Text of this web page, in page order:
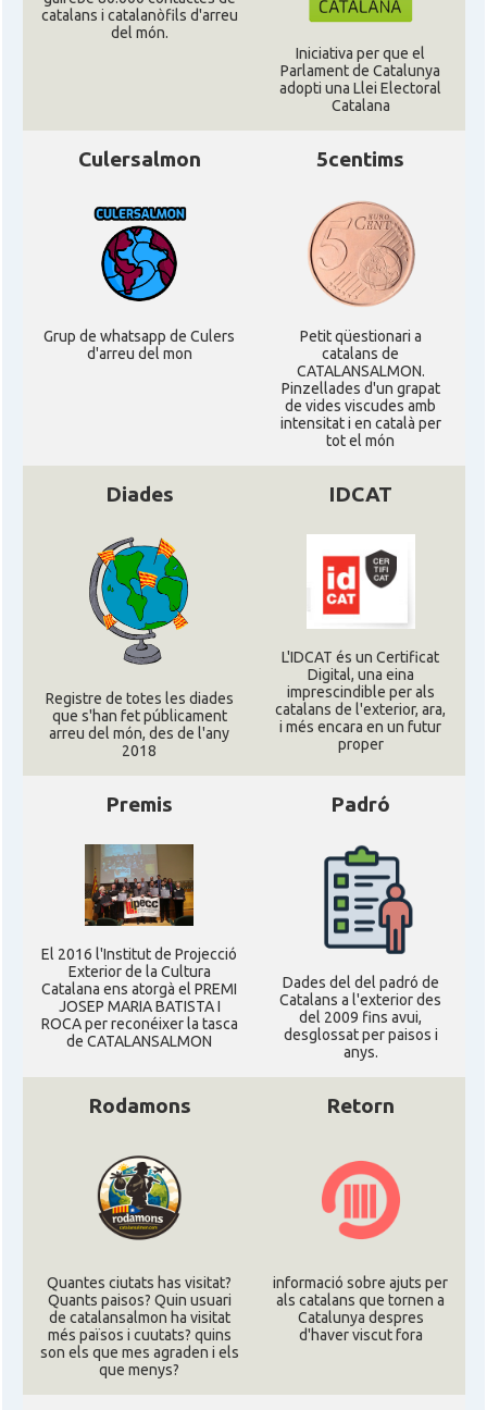
Acció ACCIÓ a Silicon Valley
Acció a Washington DC
Delegació
Delegació del Govern als Estats
Units i Canadà (New York)
Delegació
Delegació del Govern als Estats
Units i Canadà (Washington)
Consolat general a Boston
Consolat general a Chicago
Consolat Consolat general a Houston
Consolat Consolat general a Los Angeles
Consolat Consolat general a Miami
Consolat Consolat general a New York City
Consolat Consolat general a San Francisco
Consolat Consolat general a Washington
Ambaixada
Ambaixada espanyola a Estats Units
* + ambaixades i consolats
catalans i catalanòfils d'arreu
del món.
Iniciativa per que el
Parlament de Catalunya
adopti una Llei Electoral
Catalana
Culersalmon
Grup de whatsapp de Culers
d'arreu del mon
5centims
Petit qüestionari a
catalans de
CATALANSALMON.
Pinzellades d'un grapat
de vides viscudes amb
intensitat i en català per
tot el món
Diades
Registre de totes les diades
que s'han fet públicament
arreu del món, des de l'any
2018
IDCAT
L'IDCAT és un Certificat
Digital, una eina
imprescindible per als
catalans de l'exterior, ara,
i més encara en un futur
proper
Premis
El 2016 l'Institut de Projecció
Exterior de la Cultura
Catalana ens atorgà el PREMI
JOSEP MARIA BATISTA I
ROCA per reconéixer la tasca
de CATALANSALMON
Padró
Dades del del padró de
Catalans a l'exterior des
del 2009 fins avui,
desglossat per paisos i
anys.
Rodamons
Quantes ciutats has visitat?
Quants paisos? Quin usuari
de catalansalmon ha visitat
més països i cuutats? quins
son els que mes agraden i els
que menys?
Retorn
informació sobre ajuts per
als catalans que tornen a
Catalunya despres
d'haver viscut fora